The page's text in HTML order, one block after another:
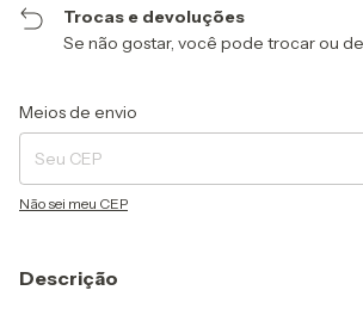
Trocas e devoluções
Se não gostar, você pode trocar ou
Entregas para o CEP:
Meios de envio
Não sei meu CEP
Descrição